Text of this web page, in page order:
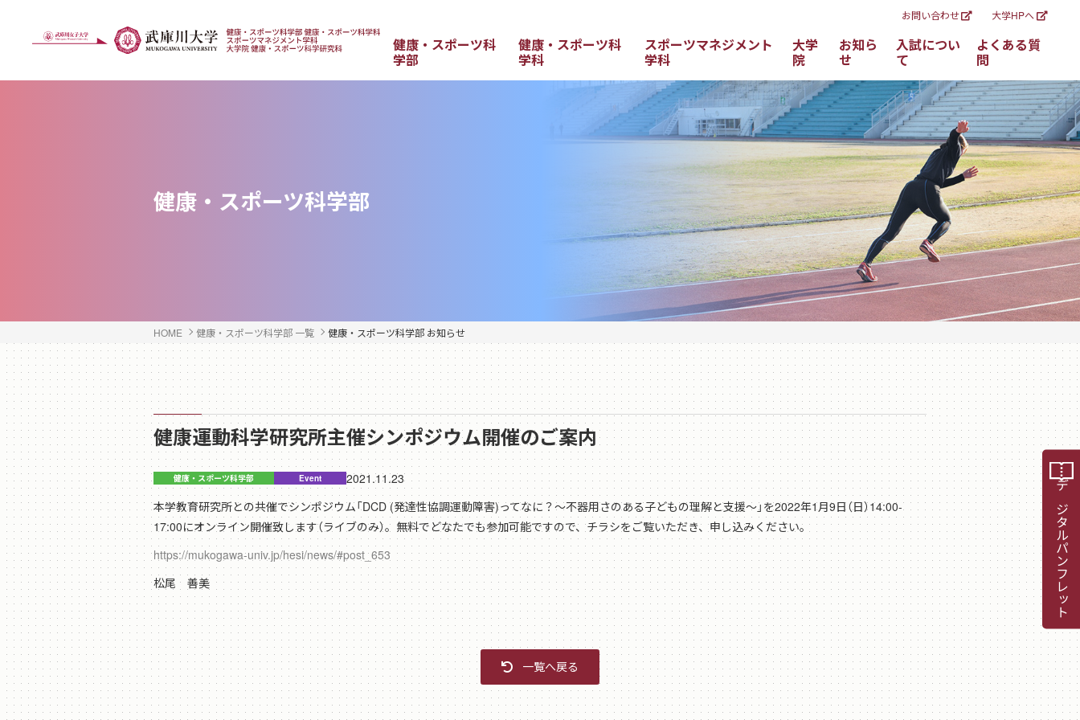
お問い合わせ 大学HPへ
健康・スポーツ科
学部
健康・スポーツ科
学科
スポーツマネジメント
学科
大学
院
お知ら
せ
入試につい
て
よくある質
問
健康・スポーツ科学部
HOME 健康・スポーツ科学部 一覧 健康・スポーツ科学部 お知らせ
健康運動科学研究所主催シンポジウム開催のご案内
2021.11.23
本学教育研究所との共催でシンポジウム「DCD (発達性協調運動障害)ってなに？〜不器用さのある子どもの理解と支援〜」を2022年1月9日（日）14:00-
17:00にオンライン開催致します（ライブのみ）。無料でどなたでも参加可能ですので、チラシをご覧いただき、申し込みください。
https://mukogawa-univ.jp/hesi/news/#post_653
松尾 善美
一覧へ戻る
デジタルパンフレット